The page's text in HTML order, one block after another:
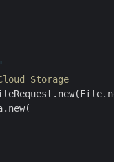
Storage